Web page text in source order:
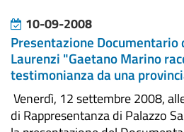
10-09-2008
Presentazione
Laurenzi "Gaetano Marino
testimonianza da una
Venerdì, 12 settembre 2008,
di Rappresentanza di Palazzo